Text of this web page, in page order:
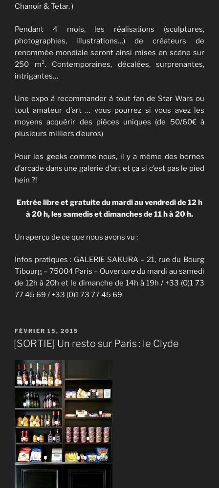
Chanoir & Tetar. )
Pendant 4 mois, les réalisations (sculptures,
photographies, illustrations…) de créateurs de
renommée mondiale seront ainsi mises en scène sur
250 m². Contemporaines, décalées, surprenantes,
intrigantes…
Une expo à recommander à tout fan de Star Wars ou
tout amateur d’art … vous pourrez si vous avez les
moyens acquérir des pièces uniques (de 50/60€ à
plusieurs milliers d’euros)
Pour les geeks comme nous, il y a même des bornes
d’arcade dans une galerie d’art et ça si c’est pas le pied
hein ?!
Entrée libre et gratuite du mardi au vendredi de 12 h
à 20 h, les samedis et dimanches de 11 h à 20 h.
Un aperçu de ce que nous avons vu :
Infos pratiques : GALERIE SAKURA – 21, rue du Bourg
Tibourg – 75004 Paris – Ouverture du mardi au samedi
de 12h à 20h et le dimanche de 14h à 19h / +33 (0)1 73
77 45 69 / +33 (0)1 73 77 45 69
PUBLIÉ
LE
FÉVRIER 15, 2015
[SORTIE] Un resto sur Paris : le Clyde